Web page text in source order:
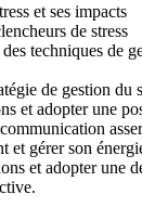
et ses impacts
de stress
techniques de
de gestion du
et adopter une
et gérer son
et adopter une